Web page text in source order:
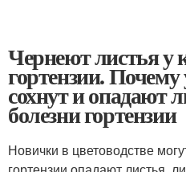
Чернеют листья у
гортензии. Почему
сохнут и опадают
болезни гортензии
Новички в цветоводстве